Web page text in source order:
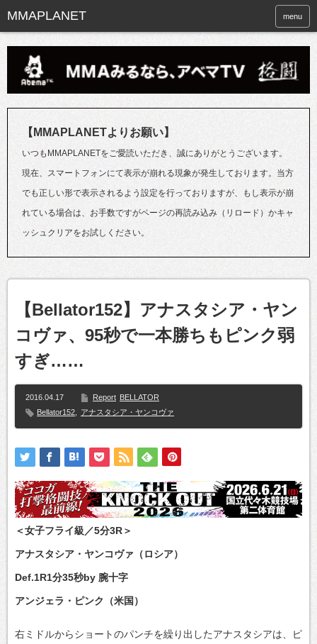
menu
【MMAPLANETよりお願い】
いつもMMAPLANETをご愛読いただき、誠にありがとうございます。
現在、スマートフォンにて表示が崩れる現象が発生しております。当方
でも正しい形で表示されるよう設定を行っておりますが、もし表示が崩
れている場合は、お手数ですがページの再読み込み（リロード）かキャ
ッシュクリアをお試しください。
【Bellator152】アナスタシア・ヤン
コヴァ、95秒で一本勝ちもピンク弱
すぎ……
2016.04.17 Report BELLATOR
Bellator152
アナスタシア・ヤンコヴァ
＜女子フライ級／5分3R＞
アナスタシア・ヤンコヴァ（ロシア）
Def.1R1分35秒by 腕十字
アンジェラ・ピンク（米国）
右ミドルからショートのパンチを繰り出したアナスタシアは、ピ